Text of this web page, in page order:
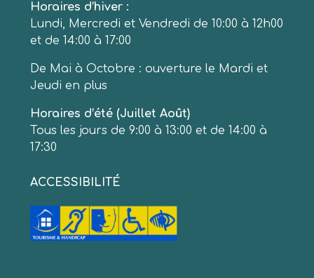
Horaires d’hiver :
Lundi, Mercredi et Vendredi de 10:00 à 12h00
et de 14:00 à 17:00
De Mai à Octobre : ouverture le Mardi et
Jeudi en plus
Horaires d’été (Juillet Août)
Tous les jours de 9:00 à 13:00 et de 14:00 à
17:30
ACCESSIBILITÉ